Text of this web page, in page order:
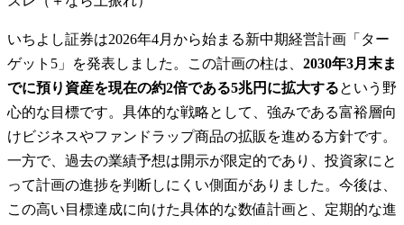
いちよし証券は2026年4月から始まる新中期経営計画「ター
ゲット5」を発表しました。この計画の柱は、 2030年3月末ま
でに預り資産を現在の約2倍である5兆円に拡大するという野
心的な目標です。具体的な戦略として、強みである富裕層向
けビジネスやファンドラップ商品の拡販を進める方針です。
一方で、過去の業績予想は開示が限定的であり、投資家にと
って計画の進捗を判断しにくい側面がありました。今後は、
この高い目標達成に向けた具体的な数値計画と、定期的な進